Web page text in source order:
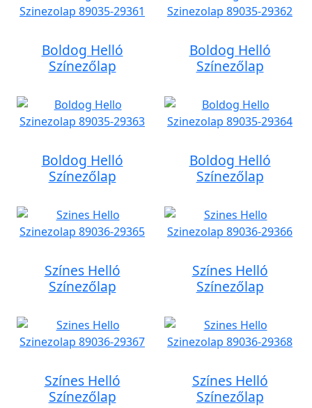
Boldog Helló
Színezőlap
Boldog Helló
Színezőlap
Boldog Helló
Színezőlap
Boldog Helló
Színezőlap
Színes Helló
Színezőlap
Színes Helló
Színezőlap
Színes Helló
Színezőlap
Színes Helló
Színezőlap